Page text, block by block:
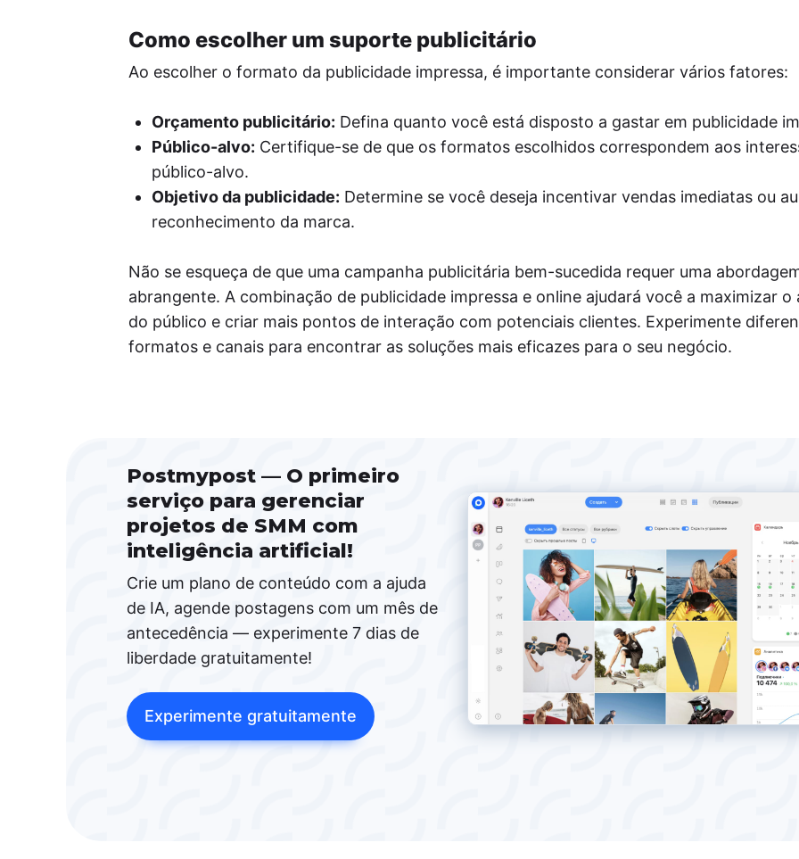
Como escolher um suporte publicitário
Ao escolher o formato da publicidade impressa, é importante considerar vários fatores:
Orçamento publicitário: Defina quanto você está disposto a gastar em publicidade
Público-alvo: Certifique-se de que os formatos escolhidos correspondem aos
público-alvo.
Objetivo da publicidade: Determine se você deseja incentivar vendas imediatas ou
reconhecimento da marca.
Não se esqueça de que uma campanha publicitária bem-sucedida requer uma
abrangente. A combinação de publicidade impressa e online ajudará você a maximizar o
do público e criar mais pontos de interação com potenciais clientes. Experimente
formatos e canais para encontrar as soluções mais eficazes para o seu negócio.
Postmypost — O primeiro
serviço para gerenciar
projetos de SMM com
inteligência artificial!
Crie um plano de conteúdo com a ajuda
de IA, agende postagens com um mês de
antecedência — experimente 7 dias de
liberdade gratuitamente!
Experimente gratuitamente